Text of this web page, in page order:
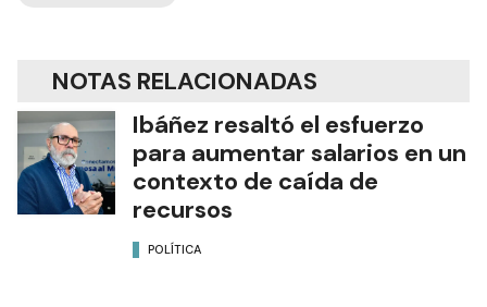
NOTAS RELACIONADAS
Ibáñez resaltó el esfuerzo
para aumentar salarios en un
contexto de caída de
recursos
POLÍTICA